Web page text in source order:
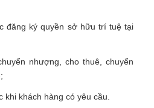
đăng ký quyền sở hữu trí tuệ tại
nhượng, cho thuê, chuyển
khách hàng có yêu cầu.